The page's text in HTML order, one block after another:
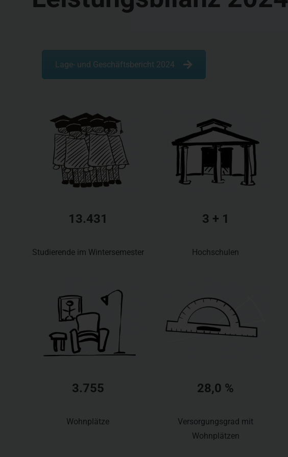
Lage- und Geschäftsbericht 2024
13.431
Studierende im Wintersemester
3 + 1
Hochschulen
3.755
Wohnplätze
28,0 %
Versorgungsgrad mit
Wohnplätzen